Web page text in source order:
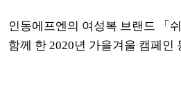
인동에프엔의 여성복 브랜드 「
함께 한 2020년 가을겨울 캠페인